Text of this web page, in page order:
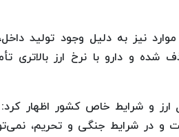
نیز به دلیل وجود تولید
شده و دارو با نرخ ارز
و شرایط خاص کشور اظهار کرد:
و در شرایط جنگی و تحریم،